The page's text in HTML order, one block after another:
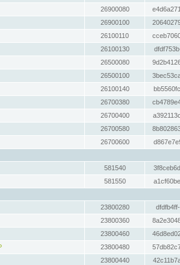
26900080
26900100
26100110
26100130
26500080
26500100
26100140
26700380
26700400
26700580
26700600
581540
581550
23800280
23800360
23800460
23800480
23800440